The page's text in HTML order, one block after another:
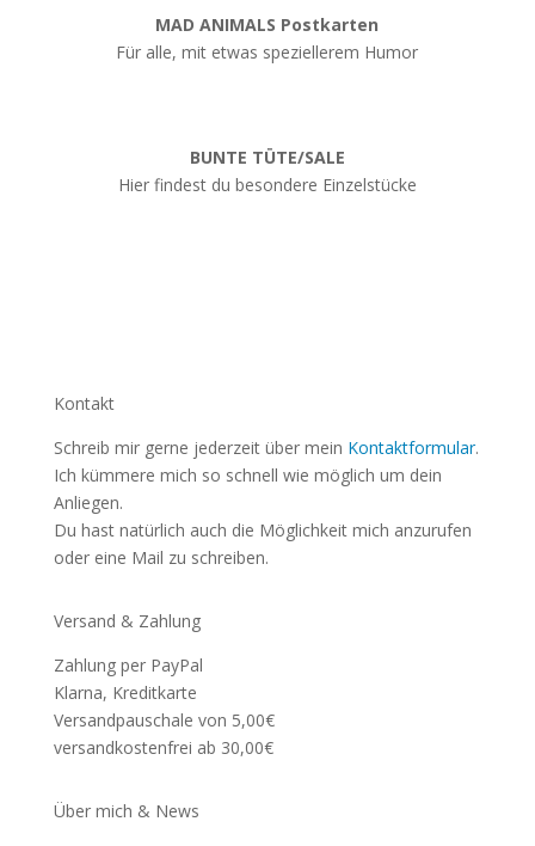
MAD ANIMALS Postkarten
Für alle, mit etwas speziellerem Humor
BUNTE TÜTE/SALE
Hier findest du besondere Einzelstücke
Kontakt
Schreib mir gerne jederzeit über mein Kontaktformular.
Ich kümmere mich so schnell wie möglich um dein
Anliegen.
Du hast natürlich auch die Möglichkeit mich anzurufen
oder eine Mail zu schreiben.
Versand & Zahlung
Zahlung per PayPal
Klarna, Kreditkarte
Versandpauschale von 5,00€
versandkostenfrei ab 30,00€
Über mich & News